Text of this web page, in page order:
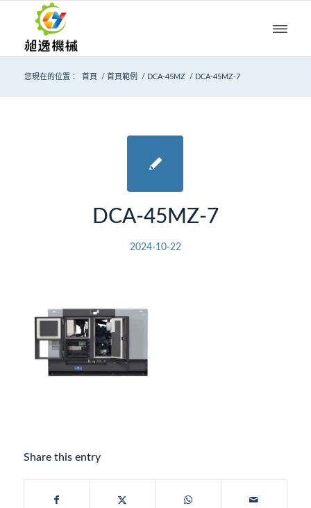
您現在的位置： 首頁 / 首頁範例 / DCA-45MZ / DCA-45MZ-7
DCA-45MZ-7
2024-10-22
Share this entry